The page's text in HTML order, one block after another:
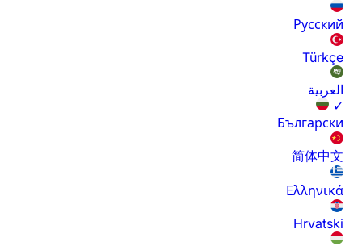
Русский
Türkçe
العربية
✓
Български
简体中文
Ελληνικά
Hrvatski